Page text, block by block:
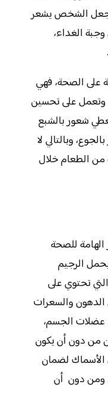
تجعل الشخص يشعر
الغداء،
على الصحة، فهي
وتعمل على تحسين
شعور بالشبع
وبالتالي لا
الطعام خلال
الهامة للصحة
الرجيم
تحتوي على
الدهون والسعرات
عضلات الجسم،
من دون أن يكون
الأسماك لضمان
ومن دون أن